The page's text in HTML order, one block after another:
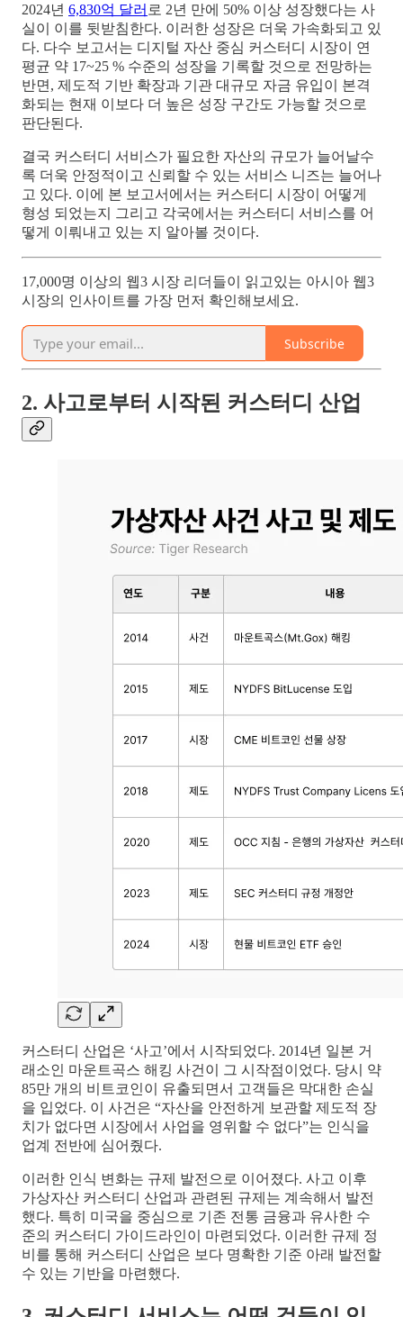
2024년 6,830억 달러 로 2년 만에 50% 이상 성장했다는 사
실이 이를 뒷받침한다. 이러한 성장은 더욱 가속화되고 있
다. 다수 보고서는 디지털 자산 중심 커스터디 시장이 연
평균 약 17~25 % 수준의 성장을 기록할 것으로 전망하는
반면, 제도적 기반 확장과 기관 대규모 자금 유입이 본격
화되는 현재 이보다 더 높은 성장 구간도 가능할 것으로
판단된다.
결국 커스터디 서비스가 필요한 자산의 규모가 늘어날수
록 더욱 안정적이고 신뢰할 수 있는 서비스 니즈는 늘어나
고 있다. 이에 본 보고서에서는 커스터디 시장이 어떻게
형성 되었는지 그리고 각국에서는 커스터디 서비스를 어
떻게 이뤄내고 있는 지 알아볼 것이다.
17,000명 이상의 웹3 시장 리더들이 읽고있는 아시아 웹3
시장의 인사이트를 가장 먼저 확인해보세요.
Subscribe
2. 사고로부터 시작된 커스터디 산업
커스터디 산업은 ‘사고’에서 시작되었다. 2014년 일본 거
래소인 마운트곡스 해킹 사건이 그 시작점이었다. 당시 약
85만 개의 비트코인이 유출되면서 고객들은 막대한 손실
을 입었다. 이 사건은 “자산을 안전하게 보관할 제도적 장
치가 없다면 시장에서 사업을 영위할 수 없다”는 인식을
업계 전반에 심어줬다.
이러한 인식 변화는 규제 발전으로 이어졌다. 사고 이후
가상자산 커스터디 산업과 관련된 규제는 계속해서 발전
했다. 특히 미국을 중심으로 기존 전통 금융과 유사한 수
준의 커스터디 가이드라인이 마련되었다. 이러한 규제 정
비를 통해 커스터디 산업은 보다 명확한 기준 아래 발전할
수 있는 기반을 마련했다.